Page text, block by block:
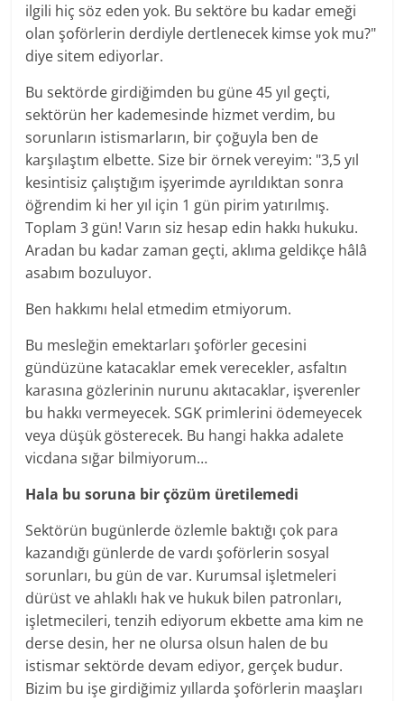
ilgili hiç söz eden yok. Bu sektöre bu kadar emeği
olan şoförlerin derdiyle dertlenecek kimse yok mu?"
diye sitem ediyorlar.
Bu sektörde girdiğimden bu güne 45 yıl geçti,
sektörün her kademesinde hizmet verdim, bu
sorunların istismarların, bir çoğuyla ben de
karşılaştım elbette. Size bir örnek vereyim: "3,5 yıl
kesintisiz çalıştığım işyerimde ayrıldıktan sonra
öğrendim ki her yıl için 1 gün pirim yatırılmış.
Toplam 3 gün! Varın siz hesap edin hakkı hukuku.
Aradan bu kadar zaman geçti, aklıma geldikçe hâlâ
asabım bozuluyor.
Ben hakkımı helal etmedim etmiyorum.
Bu mesleğin emektarları şoförler gecesini
gündüzüne katacaklar emek verecekler, asfaltın
karasına gözlerinin nurunu akıtacaklar, işverenler
bu hakkı vermeyecek. SGK primlerini ödemeyecek
veya düşük gösterecek. Bu hangi hakka adalete
vicdana sığar bilmiyorum…
Hala bu soruna bir çözüm üretilemedi
Sektörün bugünlerde özlemle baktığı çok para
kazandığı günlerde de vardı şoförlerin sosyal
sorunları, bu gün de var. Kurumsal işletmeleri
dürüst ve ahlaklı hak ve hukuk bilen patronları,
işletmecileri, tenzih ediyorum ekbette ama kim ne
derse desin, her ne olursa olsun halen de bu
istismar sektörde devam ediyor, gerçek budur.
Bizim bu işe girdiğimiz yıllarda şoförlerin maaşları